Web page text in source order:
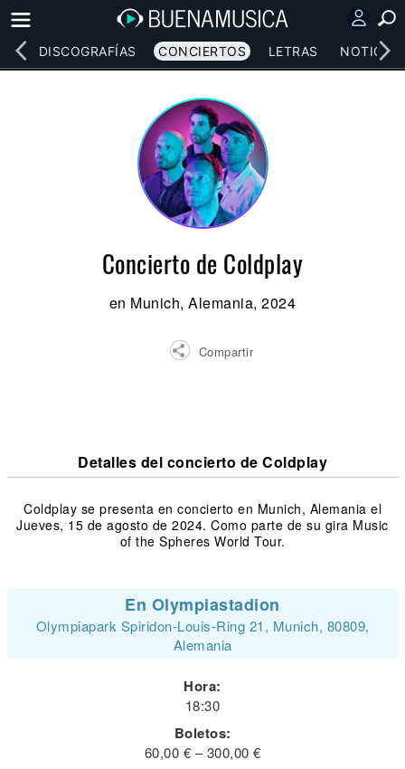
DISCOGRAFÍAS CONCIERTOS LETRAS NOTICIAS
Concierto de Coldplay
en Munich, Alemania, 2024
Compartir
Detalles del concierto de Coldplay
Coldplay se presenta en concierto en Munich, Alemania el
Jueves, 15 de agosto de 2024. Como parte de su gira Music
of the Spheres World Tour.
En Olympiastadion
Olympiapark Spiridon-Louis-Ring 21, Munich, 80809,
Alemania
Hora:
18:30
Boletos:
60,00 € – 300,00 €